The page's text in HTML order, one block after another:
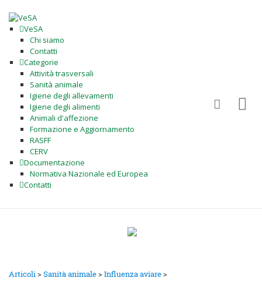
VeSA
Chi siamo
Contatti
Categorie
Attività trasversali
Sanità animale
Igiene degli allevamenti
Igiene degli alimenti
Animali d'affezione
Formazione e Aggiornamento
RASFF
CERV
Documentazione
Normativa Nazionale ed Europea
Contatti
Articoli>Sanità animale>Influenza aviare>